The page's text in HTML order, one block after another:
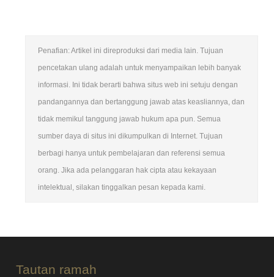
Penafian: Artikel ini direproduksi dari media lain. Tujuan
pencetakan ulang adalah untuk menyampaikan lebih banyak
informasi. Ini tidak berarti bahwa situs web ini setuju dengan
pandangannya dan bertanggung jawab atas keasliannya, dan
tidak memikul tanggung jawab hukum apa pun. Semua
sumber daya di situs ini dikumpulkan di Internet. Tujuan
berbagi hanya untuk pembelajaran dan referensi semua
orang. Jika ada pelanggaran hak cipta atau kekayaan
intelektual, silakan tinggalkan pesan kepada kami.
Tautan ramah